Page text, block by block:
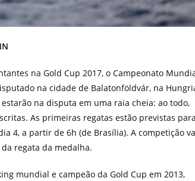
na Gold Cup 2017, o Campeonato
na cidade de Balatonföldvár, na
na disputa em uma raia cheia: ao todo,
As primeiras regatas estão previstas para
4, a partir de 6h (de Brasília). A competição
regata da medalha.
mundial e campeão da Gold Cup em 2013,